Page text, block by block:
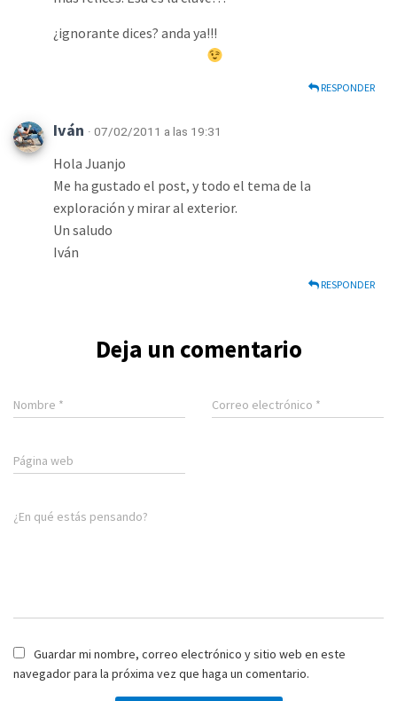
¿ignorante dices? anda ya!!!
RESPONDER
Iván · 07/02/2011 a las 19:31
Hola Juanjo
Me ha gustado el post, y todo el tema de la
exploración y mirar al exterior.
Un saludo
Iván
RESPONDER
Deja un comentario
Nombre * Correo electrónico *
Página web
¿En qué estás pensando?
Guardar mi nombre, correo electrónico y sitio web en este
navegador para la próxima vez que haga un comentario.